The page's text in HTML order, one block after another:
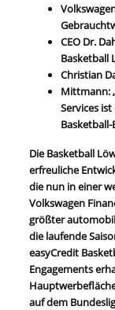
CEO Dr.
Basketball
Christian
Mittmann:
Services
Die Basketball
erfreuliche
die nun in einer
Volkswagen
größter
die laufende
easyCredit
Engagements
auf dem